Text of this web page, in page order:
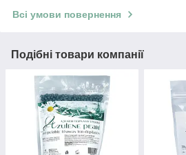
Всі умови повернення
Подібні товари компанії